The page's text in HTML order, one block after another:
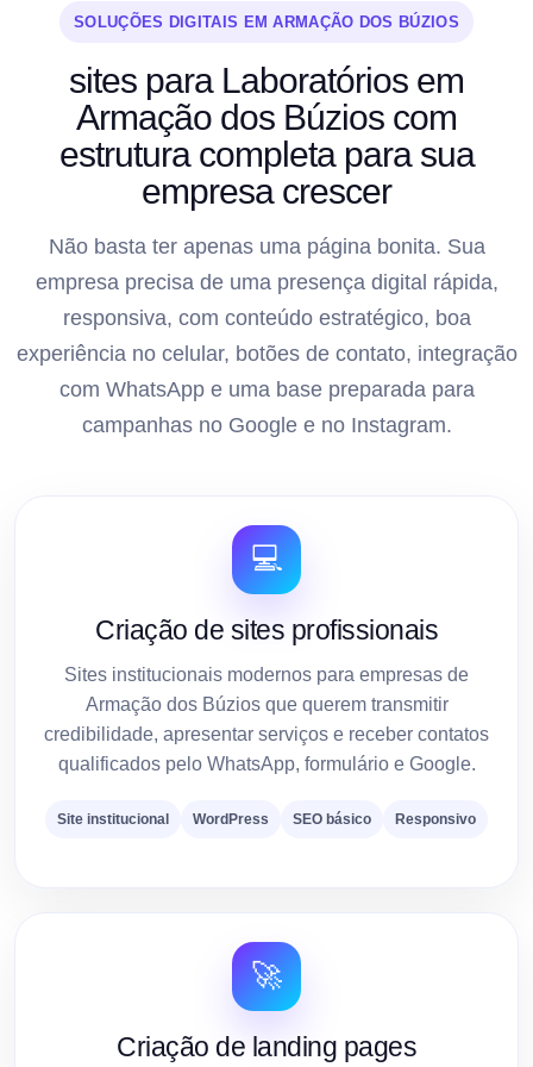
SOLUÇÕES DIGITAIS EM ARMAÇÃO DOS BÚZIOS
sites para Laboratórios em
Armação dos Búzios com
estrutura completa para sua
empresa crescer
Não basta ter apenas uma página bonita. Sua
empresa precisa de uma presença digital rápida,
responsiva, com conteúdo estratégico, boa
experiência no celular, botões de contato, integração
com WhatsApp e uma base preparada para
campanhas no Google e no Instagram.
💻
Criação de sites profissionais
Sites institucionais modernos para empresas de
Armação dos Búzios que querem transmitir
credibilidade, apresentar serviços e receber contatos
qualificados pelo WhatsApp, formulário e Google.
Site institucional WordPress SEO básico Responsivo
🚀
Criação de landing pages